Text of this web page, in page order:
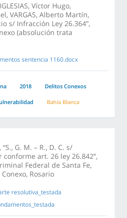
Víctor Hugo,
VARGAS, Alberto Martín,
s/ Infracción Ley 26.364”,
(absolución trata
sentencia 1160.docx
2018 Delitos Conexos
Bahía Blanca
G. M. – R., D. C. s/
art. 26 ley 26.842”,
Federal de Santa Fe,
Rosario
resolutiva_testada